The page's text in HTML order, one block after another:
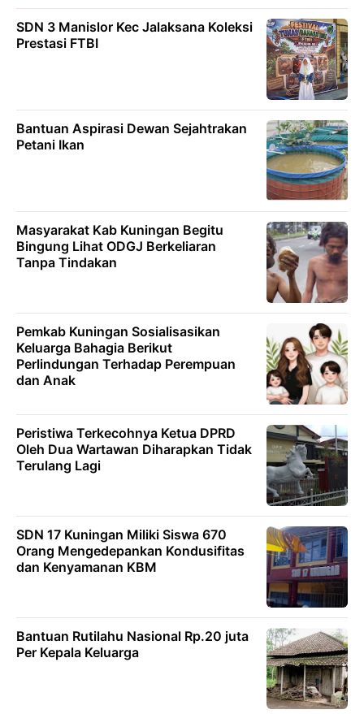
SDN 3 Manislor Kec Jalaksana Koleksi
Prestasi FTBI
Bantuan Aspirasi Dewan Sejahtrakan
Petani Ikan
Masyarakat Kab Kuningan Begitu
Bingung Lihat ODGJ Berkeliaran
Tanpa Tindakan
Pemkab Kuningan Sosialisasikan
Keluarga Bahagia Berikut
Perlindungan Terhadap Perempuan
dan Anak
Peristiwa Terkecohnya Ketua DPRD
Oleh Dua Wartawan Diharapkan Tidak
Terulang Lagi
SDN 17 Kuningan Miliki Siswa 670
Orang Mengedepankan Kondusifitas
dan Kenyamanan KBM
Bantuan Rutilahu Nasional Rp.20 juta
Per Kepala Keluarga